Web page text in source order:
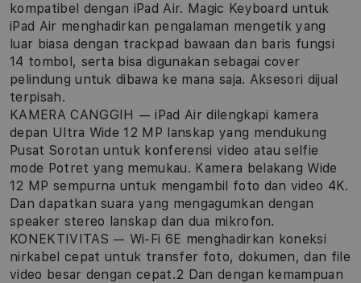
kompatibel dengan iPad Air. Magic Keyboard untuk
iPad Air menghadirkan pengalaman mengetik yang
luar biasa dengan trackpad bawaan dan baris fungsi
14 tombol, serta bisa digunakan sebagai cover
pelindung untuk dibawa ke mana saja. Aksesori dijual
terpisah.
KAMERA CANGGIH — iPad Air dilengkapi kamera
depan Ultra Wide 12 MP lanskap yang mendukung
Pusat Sorotan untuk konferensi video atau selfie
mode Potret yang memukau. Kamera belakang Wide
12 MP sempurna untuk mengambil foto dan video 4K.
Dan dapatkan suara yang mengagumkan dengan
speaker stereo lanskap dan dua mikrofon.
KONEKTIVITAS — Wi-Fi 6E menghadirkan koneksi
nirkabel cepat untuk transfer foto, dokumen, dan file
video besar dengan cepat.2 Dan dengan kemampuan